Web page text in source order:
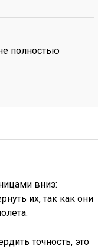
полностью
вниз:
их, так как они
точность, это